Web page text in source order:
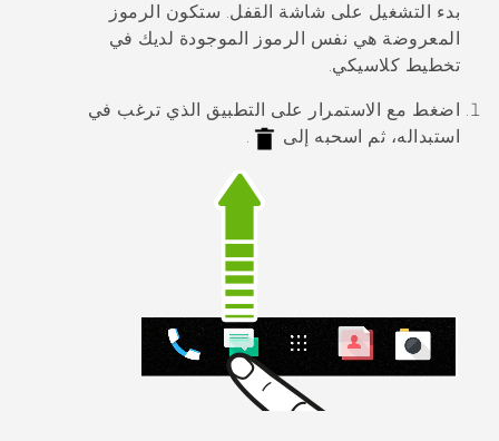
بدء التشغيل على شاشة القفل. ستكون الرموز
المعروضة هي نفس الرموز الموجودة لديك في
تخطيط كلاسيكي.
اضغط مع الاستمرار على التطبيق الذي ترغب في
استبداله، ثم اسحبه إلى
.